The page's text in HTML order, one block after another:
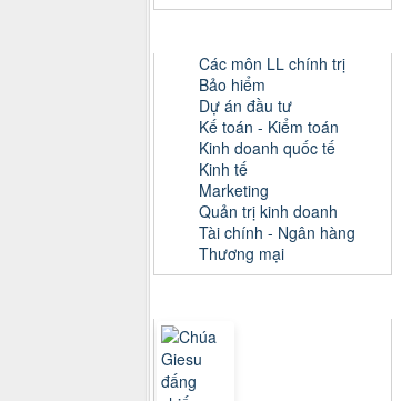
Các môn LL chính trị
Bảo hiểm
Dự án đầu tư
Kế toán - Kiểm toán
Kinh doanh quốc tế
Kinh tế
Marketing
Quản trị kinh doanh
Tài chính - Ngân hàng
Thương mại